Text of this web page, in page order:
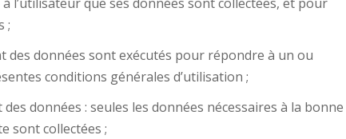
;
des données sont exécutés pour répondre à un ou
conditions générales d’utilisation ;
données : seules les données nécessaires à la bonne
sont collectées ;